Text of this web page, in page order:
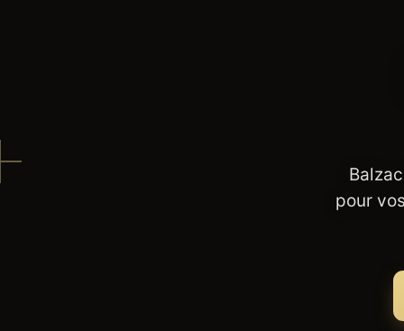
pour